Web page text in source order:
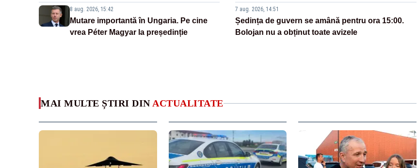
8 aug. 2026, 15:42
Mutare importantă în Ungaria. Pe cine
vrea Péter Magyar la președinție
7 aug. 2026, 14:51
Ședința de guvern se amână pentru ora 15:00.
Bolojan nu a obținut toate avizele
MAI MULTE ȘTIRI DIN ACTUALITATE